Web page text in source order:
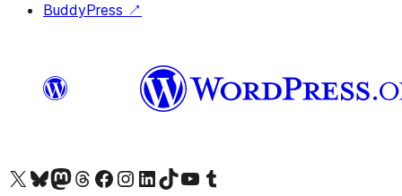
BuddyPress ↗
X (旧 Twitter) アカウントへBluesky アカウントへMastodon アカウントへThreads アカウントへ Facebook ページへInstagram アカウントへ LinkedIn アカウントへTikTok アカウントへYouTube チャンネルへ Tumblr アカウントへ